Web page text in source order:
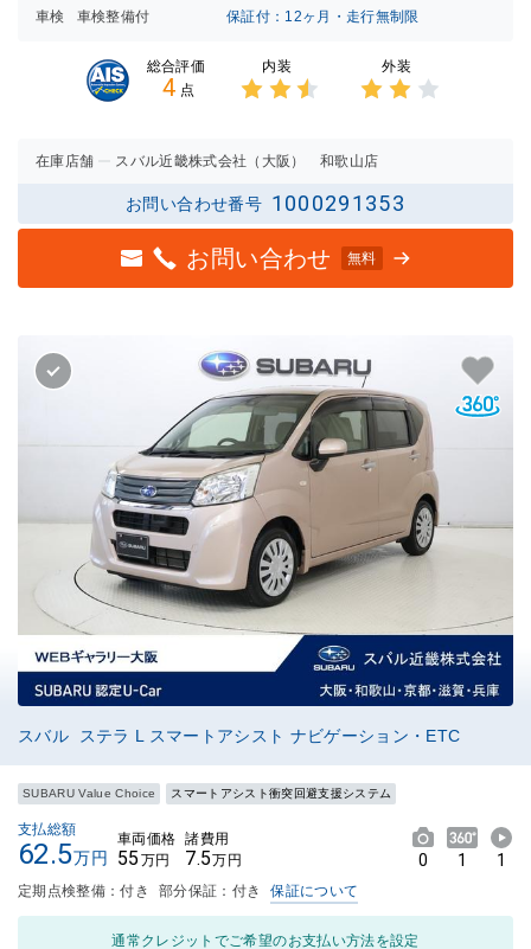
車検
車検整備付 保証付：12ヶ月・走行無制限
総合評価
4 点
内装
の評価
外装
評価
在庫店舗 スバル近畿株式会社（大阪） 和歌山店
お問い合わせ番号 1000291353
お問い合わせ 無料
スバル ステラ L スマートアシスト ナビゲーション・ETC
SUBARU Value Choice スマートアシスト衝突回避支援システム
支払総額
62.5万円
車両価格
55 万円
諸費用
7.5万円 0 1 1
定期点検整備：付き 部分保証：付き 保証について
通常クレジットでご希望のお支払い方法を設定